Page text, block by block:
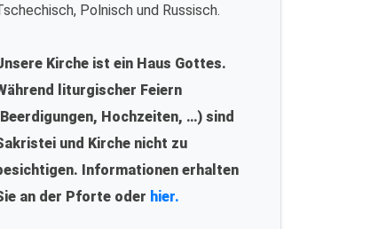
Polnisch und Russisch.
Kirche ist ein Haus Gottes.
liturgischer Feiern
Hochzeiten, …) sind
und Kirche nicht zu
Informationen erhalten
an der Pforte oder hier.